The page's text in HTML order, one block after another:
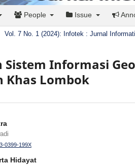
People Issue
Vol. 7 No. 1 (2024): Infotek : Jurnal
Sistem Informasi
Khas Lombok
0399-199X
Hidayat